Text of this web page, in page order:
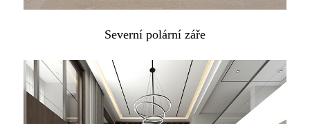
Severní polární záře